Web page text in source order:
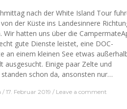
nach der White Island Tour
der Küste ins Landesinnere
Wir hatten uns über die
gute Dienste leistet, eine DOC-
an einem kleinen See etwas
ausgesucht. Einige paar Zelte und
standen schon da, ansonsten nur…
17. Februar 2019 Leave a comment